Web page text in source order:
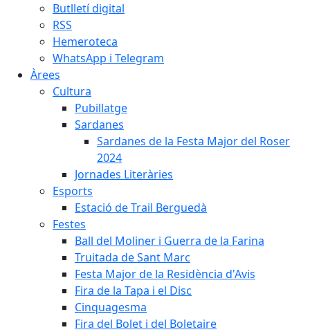
Butlletí digital
RSS
Hemeroteca
WhatsApp i Telegram
Àrees
Cultura
Pubillatge
Sardanes
Sardanes de la Festa Major del Roser
2024
Jornades Literàries
Esports
Estació de Trail Berguedà
Festes
Ball del Moliner i Guerra de la Farina
Truitada de Sant Marc
Festa Major de la Residència d'Avis
Fira de la Tapa i el Disc
Cinquagesma
Fira del Bolet i del Boletaire